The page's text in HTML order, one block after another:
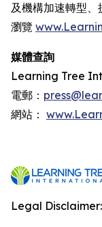
及機構加速轉型、
瀏覽
媒體查詢
Learning Tree
電郵：
網站：
Legal Disclaimer: